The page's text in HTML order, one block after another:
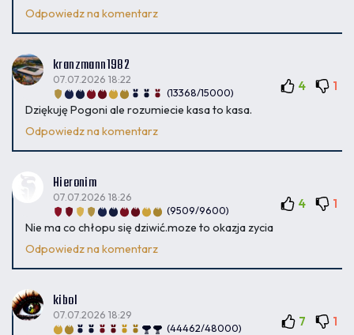
Odpowiedz na komentarz
kranzmann1982
(13368/15000)
07.07.2026 18:22 4 1
Dziękuję Pogoni ale rozumiecie kasa to kasa.
Odpowiedz na komentarz
Hieronim
(9509/9600)
07.07.2026 18:26 4 1
Nie ma co chłopu się dziwić.moze to okazja zycia
Odpowiedz na komentarz
kibol
(44462/48000)
07.07.2026 18:29 7 1